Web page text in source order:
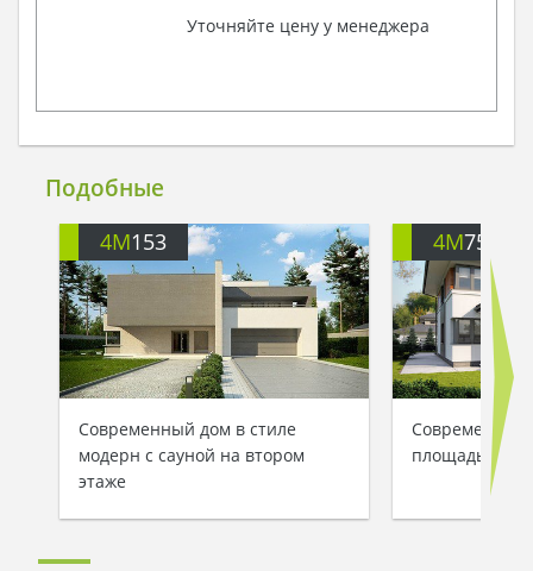
Уточняйте цену у менеджера
Подобные
4M153
Современный дом в стиле
модерн с сауной на втором
этаже
4M756
площадью